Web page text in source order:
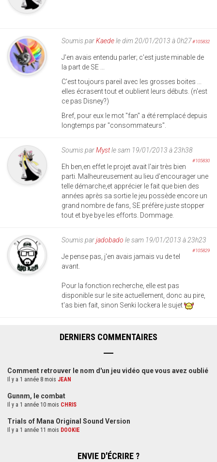
Soumis parKaedele dim 20/01/2013 à 0h27#105832
J'en avais entendu parler; c'est juste minable de
la part de SE ...
C'est toujours pareil avec les grosses boites ...
elles écrasent tout et oublient leurs débuts. (n'est
ce pas Disney?)
Bref, pour eux le mot "fan" a été remplacé depuis
longtemps par "consommateurs".
Soumis parMystle sam 19/01/2013 à 23h38
#105830
Eh ben,en effet le projet avait l'air très bien
parti. Malheureusement au lieu d'encourager une
telle démarche,et apprécier le fait que bien des
années après sa sortie le jeu possède encore un
grand nombre de fans, SE préfère juste stopper
tout et bye bye les efforts. Dommage.
Soumis parjadobado le sam 19/01/2013 à 23h23
#105829
Je pense pas, j'en avais jamais vu de tel
avant.
Pour la fonction recherche, elle est pas
disponible sur le site actuellement, donc au pire,
t'as bien fait, sinon Senki lockera le sujet
DERNIERS COMMENTAIRES
Comment retrouver le nom d'un jeu vidéo que vous avez oublié
Il y a 1 année 8 mois JEAN
Gunnm, le combat
Il y a 1 année 10 mois CHRIS
Trials of Mana Original Sound Version
Il y a 1 année 11 mois DOOKIE
ENVIE D'ÉCRIRE ?